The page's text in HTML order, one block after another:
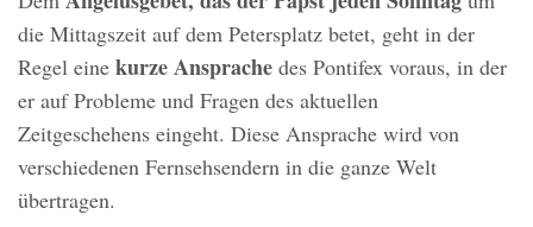
die Mittagszeit auf dem Petersplatz betet, geht in der
Regel eine kurze Ansprache des Pontifex voraus, in der
er auf Probleme und Fragen des aktuellen
Zeitgeschehens eingeht. Diese Ansprache wird von
verschiedenen Fernsehsendern in die ganze Welt
übertragen.